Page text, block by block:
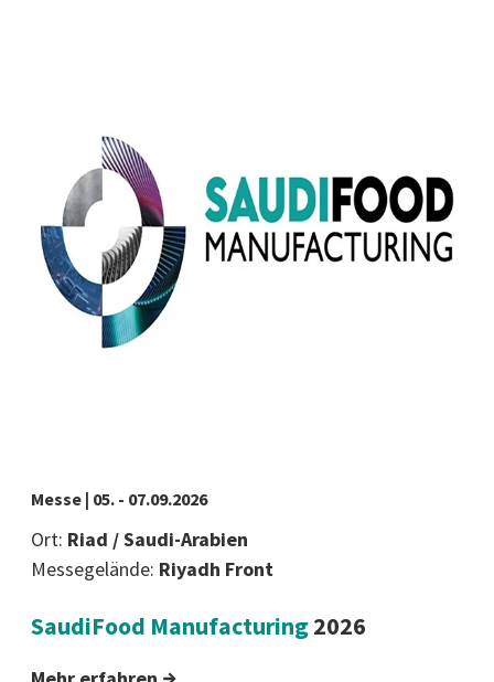
Messe | 05. - 07.09.2026
Ort: Riad / Saudi-Arabien
Messegelände: Riyadh Front
SaudiFood Manufacturing2026